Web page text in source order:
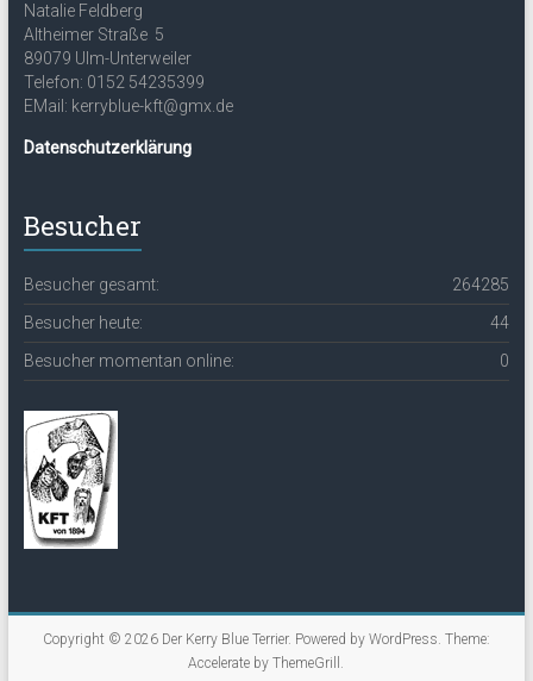
Natalie Feldberg
Altheimer Straße 5
89079 Ulm-Unterweiler
Telefon: 0152 54235399
EMail: kerryblue-kft@gmx.de
Datenschutzerklärung
Besucher
264285
Besucher gesamt:
44
Besucher heute:
0
Besucher momentan online:
Copyright © 2026 Der Kerry Blue Terrier. Powered by WordPress. Theme:
Accelerate byThemeGrill .